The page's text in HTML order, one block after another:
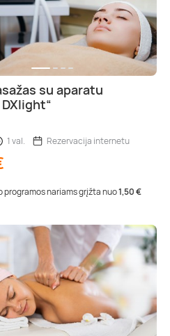
su aparatu
1 val. Rezervacija internetu
programos nariams grįžta nuo1,50 €